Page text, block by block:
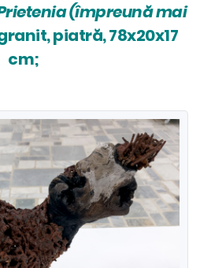
(împreună mai
piatră, 78x20x17
cm;